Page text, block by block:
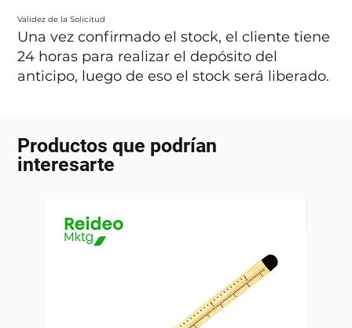
Validez de la Solicitud
Una vez confirmado el stock, el cliente tiene
24 horas para realizar el depósito del
anticipo, luego de eso el stock será liberado.
Productos que podrían
interesarte